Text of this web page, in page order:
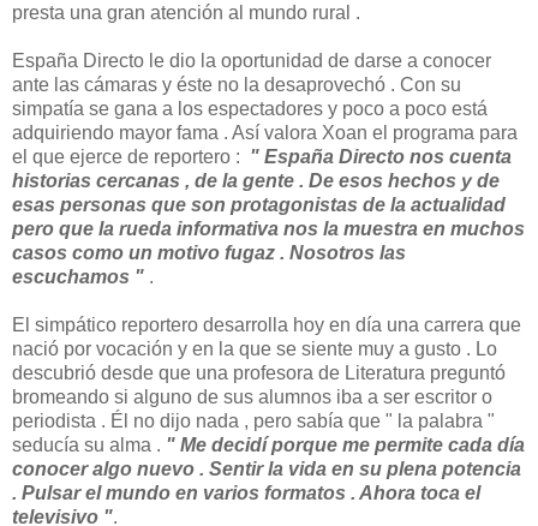
presta una gran atención al mundo rural .
España Directo le dio la oportunidad de darse a conocer
ante las cámaras y éste no la desaprovechó . Con su
simpatía se gana a los espectadores y poco a poco está
adquiriendo mayor fama . Así valora Xoan el programa para
el que ejerce de reportero : " España Directo nos cuenta
historias cercanas , de la gente . De esos hechos y de
esas personas que son protagonistas de la actualidad
pero que la rueda informativa nos la muestra en muchos
casos como un motivo fugaz . Nosotros las
escuchamos " .
El simpático reportero desarrolla hoy en día una carrera que
nació por vocación y en la que se siente muy a gusto . Lo
descubrió desde que una profesora de Literatura preguntó
bromeando si alguno de sus alumnos iba a ser escritor o
periodista . Él no dijo nada , pero sabía que " la palabra "
seducía su alma . " Me decidí porque me permite cada día
conocer algo nuevo . Sentir la vida en su plena potencia
. Pulsar el mundo en varios formatos . Ahora toca el
televisivo ".